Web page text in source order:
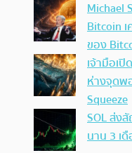
Michael
Bitcoin
ของ
เจ้ามือเ
ห่างจุดพ
Squeeze
SOL ส่ง
นาน 3 เ